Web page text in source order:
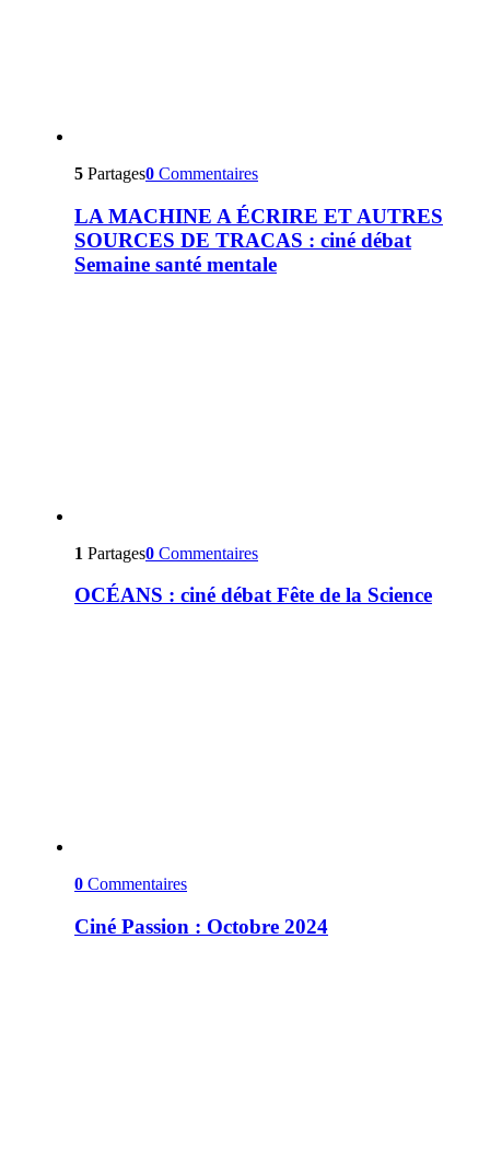
5 Partages0 Commentaires
LA MACHINE A ÉCRIRE ET AUTRES
SOURCES DE TRACAS : ciné débat
Semaine santé mentale
1 Partages0 Commentaires
OCÉANS : ciné débat Fête de la Science
0 Commentaires
Ciné Passion : Octobre 2024